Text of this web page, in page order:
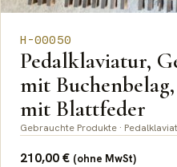
H-00050
Pedalklaviatur,
mit
mit Blattfeder
Gebrauchte Produkte ·
210,00€ (ohne MwSt)